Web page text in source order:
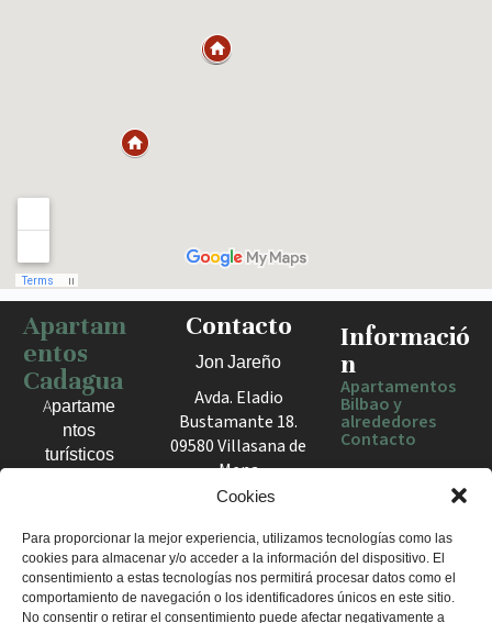
Cookies
Para proporcionar la mejor experiencia, utilizamos tecnologías como las
cookies para almacenar y/o acceder a la información del dispositivo. El
consentimiento a estas tecnologías nos permitirá procesar datos como el
comportamiento de navegación o los identificadores únicos en este sitio.
No consentir o retirar el consentimiento puede afectar negativamente a
Haz clic para activar el mapa
Apartam
entos
Cadagua
Apartame
ntos
turísticos
el Valle
de Mena.
Estancias
cómodas
Contacto
Jon Jareño
Avda. Eladio
Bustamante 18.
09580 Villasana de
Mena
España
+34 675 602
960
apartamentosc
Informació
n
Apartamentos
Bilbao y
alrededores
Contacto